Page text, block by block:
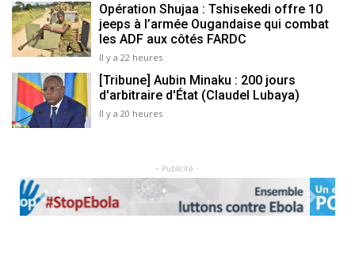
Opération Shujaa : Tshisekedi offre 10
jeeps à l’armée Ougandaise qui combat
les ADF aux côtés FARDC
Il y a 22 heures
[Tribune] Aubin Minaku : 200 jours
d'arbitraire d'État (Claudel Lubaya)
Il y a 20 heures
- Publicité -
Previous Next